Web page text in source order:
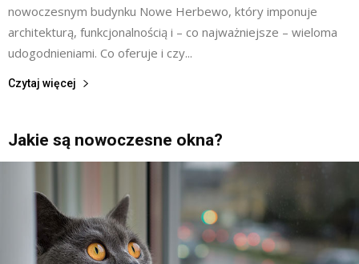
nowoczesnym budynku Nowe Herbewo, który imponuje
architekturą, funkcjonalnością i – co najważniejsze – wieloma
udogodnieniami. Co oferuje i czy...
Czytaj więcej
Jakie są nowoczesne okna?